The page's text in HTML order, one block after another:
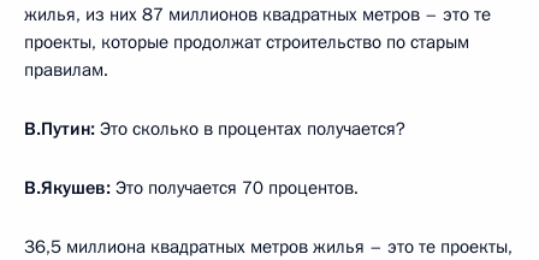
жилья, из них 87 миллионов квадратных метров – это те
проекты, которые продолжат строительство по старым
правилам.
В.Путин: Это сколько в процентах получается?
В.Якушев: Это получается 70 процентов.
36,5 миллиона квадратных метров жилья – это те проекты,